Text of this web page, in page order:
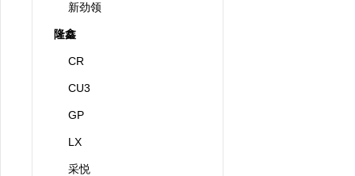
新劲领
隆鑫
CR
CU3
GP
LX
采悦